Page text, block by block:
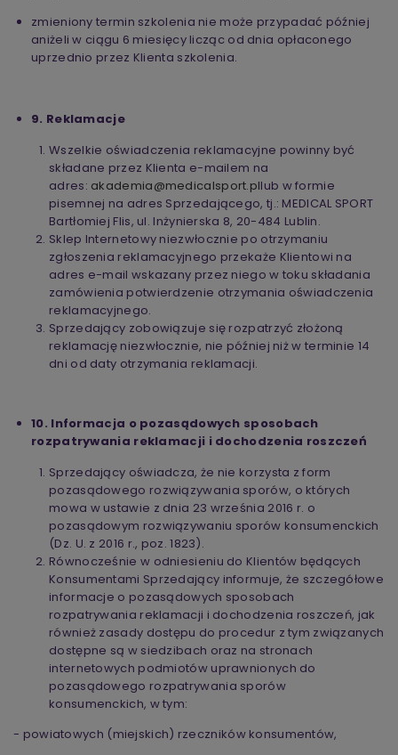
zmieniony termin szkolenia nie może przypadać później
aniżeli w ciągu 6 miesięcy licząc od dnia opłaconego
uprzednio przez Klienta szkolenia.
9. Reklamacje
Wszelkie oświadczenia reklamacyjne powinny być
składane przez Klienta e-mailem na
adres: akademia@medicalsport.pllub w formie
pisemnej na adres Sprzedającego, tj.: MEDICAL SPORT
Bartłomiej Flis, ul. Inżynierska 8, 20-484 Lublin.
Sklep Internetowy niezwłocznie po otrzymaniu
zgłoszenia reklamacyjnego przekaże Klientowi na
adres e-mail wskazany przez niego w toku składania
zamówienia potwierdzenie otrzymania oświadczenia
reklamacyjnego.
Sprzedający zobowiązuje się rozpatrzyć złożoną
reklamację niezwłocznie, nie później niż w terminie 14
dni od daty otrzymania reklamacji.
10. Informacja o pozasądowych sposobach
rozpatrywania reklamacji i dochodzenia roszczeń
Sprzedający oświadcza, że nie korzysta z form
pozasądowego rozwiązywania sporów, o których
mowa w ustawie z dnia 23 września 2016 r. o
pozasądowym rozwiązywaniu sporów konsumenckich
(Dz. U. z 2016 r., poz. 1823).
Równocześnie w odniesieniu do Klientów będących
Konsumentami Sprzedający informuje, że szczegółowe
informacje o pozasądowych sposobach
rozpatrywania reklamacji i dochodzenia roszczeń, jak
również zasady dostępu do procedur z tym związanych
dostępne są w siedzibach oraz na stronach
internetowych podmiotów uprawnionych do
pozasądowego rozpatrywania sporów
konsumenckich, w tym:
- powiatowych (miejskich) rzeczników konsumentów,